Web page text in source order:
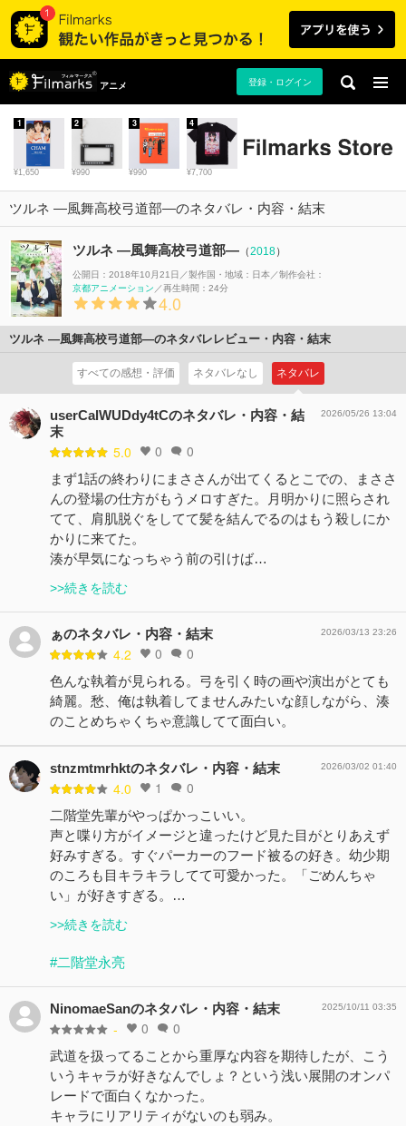
アニメ 登録・ログイン
¥1,650
1
¥990
2
¥990
3
¥7,700
4
ツルネ ―風舞高校弓道部―のネタバレ・内容・結末
ツルネ ―風舞高校弓道部― （2018）
公開日：2018年10月21日 製作国・地域： 日本
制作会社：
京都アニメーション
再生時間：24分
4.0
ツルネ ―風舞高校弓道部―のネタバレレビュー・内容・結末
すべての感想・評価 ネタバレなし ネタバレ
userCalWUDdy4tCのネタバレ・内容・結
末
5.0 0 0
2026/05/26 13:04
まず1話の終わりにまささんが出てくるとこでの、まささ
んの登場の仕方がもうメロすぎた。月明かりに照らされ
てて、肩肌脱ぐをしてて髪を結んでるのはもう殺しにか
かりに来てた。
湊が早気になっちゃう前の引けば…
>>続きを読む
ぁのネタバレ・内容・結末
4.2 0 0
2026/03/13 23:26
色んな執着が見られる。弓を引く時の画や演出がとても
綺麗。愁、俺は執着してませんみたいな顔しながら、湊
のことめちゃくちゃ意識してて面白い。
stnzmtmrhktのネタバレ・内容・結末
4.0 1 0
2026/03/02 01:40
二階堂先輩がやっぱかっこいい。
声と喋り方がイメージと違ったけど見た目がとりあえず
好みすぎる。すぐパーカーのフード被るの好き。幼少期
のころも目キラキラしてて可愛かった。「ごめんちゃ
い」が好きすぎる。…
>>続きを読む
#二階堂永亮
NinomaeSanのネタバレ・内容・結末
- 0 0
2025/10/11 03:35
武道を扱ってることから重厚な内容を期待したが、こう
いうキャラが好きなんでしょ？という浅い展開のオンパ
レードで面白くなかった。
キャラにリアリティがないのも弱み。